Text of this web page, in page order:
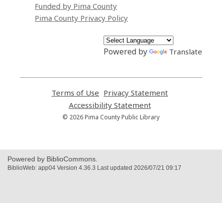
Funded by Pima County
Pima County Privacy Policy
Powered by Translate
Terms of Use
opens
a
new
Privacy Statement
Accessibility Statement,
opens
© 2026 Pima County Public Library
Powered by BiblioCommons.
BiblioWeb: app04 Version 4.36.3 Last updated 2026/07/21 09:17